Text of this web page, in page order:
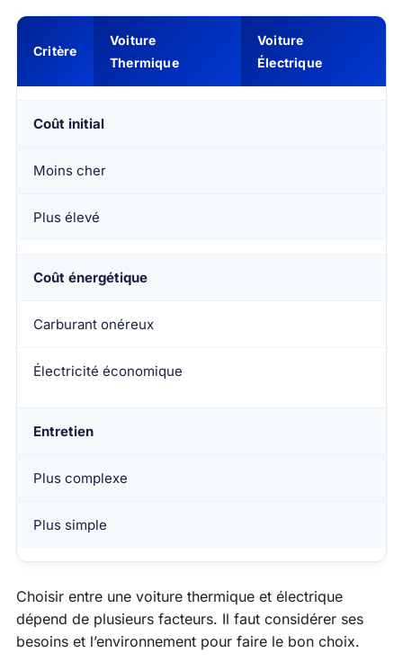
Critère
Voiture
Thermique
Voiture
Électrique
Coût initial
Moins cher
Plus élevé
Coût énergétique
Carburant onéreux
Électricité économique
Entretien
Plus complexe
Plus simple
Choisir entre une voiture thermique et électrique
dépend de plusieurs facteurs. Il faut considérer ses
besoins et l’environnement pour faire le bon choix.